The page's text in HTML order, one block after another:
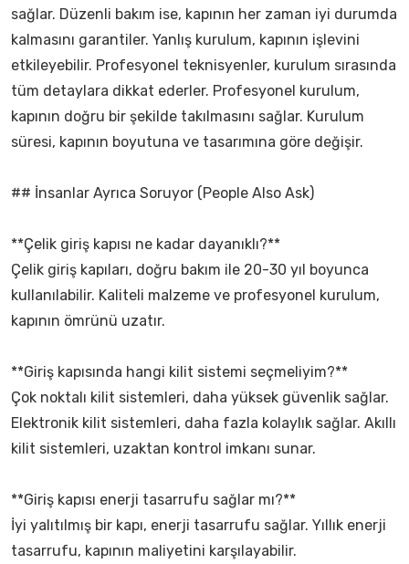
sağlar. Düzenli bakım ise, kapının her zaman iyi durumda
kalmasını garantiler. Yanlış kurulum, kapının işlevini
etkileyebilir. Profesyonel teknisyenler, kurulum sırasında
tüm detaylara dikkat ederler. Profesyonel kurulum,
kapının doğru bir şekilde takılmasını sağlar. Kurulum
süresi, kapının boyutuna ve tasarımına göre değişir.
## İnsanlar Ayrıca Soruyor (People Also Ask)
**Çelik giriş kapısı ne kadar dayanıklı?**
Çelik giriş kapıları, doğru bakım ile 20-30 yıl boyunca
kullanılabilir. Kaliteli malzeme ve profesyonel kurulum,
kapının ömrünü uzatır.
**Giriş kapısında hangi kilit sistemi seçmeliyim?**
Çok noktalı kilit sistemleri, daha yüksek güvenlik sağlar.
Elektronik kilit sistemleri, daha fazla kolaylık sağlar. Akıllı
kilit sistemleri, uzaktan kontrol imkanı sunar.
**Giriş kapısı enerji tasarrufu sağlar mı?**
İyi yalıtılmış bir kapı, enerji tasarrufu sağlar. Yıllık enerji
tasarrufu, kapının maliyetini karşılayabilir.